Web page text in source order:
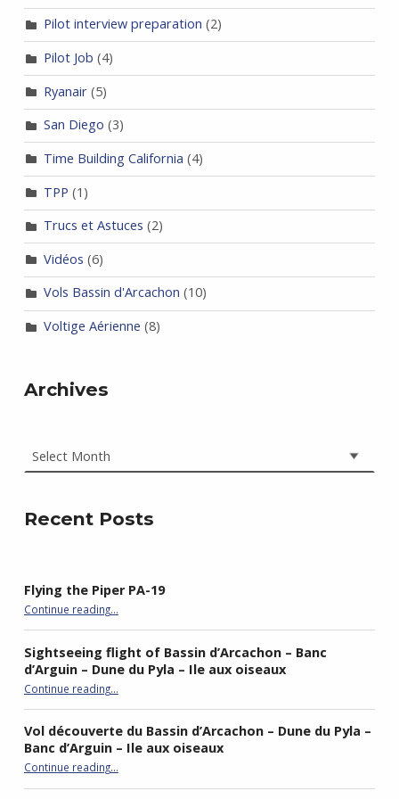
Pilot interview preparation (2)
Pilot Job (4)
Ryanair(5)
San Diego (3)
Time Building California (4)
TPP (1)
Trucs et Astuces (2)
Vidéos (6)
Vols Bassin d'Arcachon (10)
Voltige Aérienne (8)
Archives
Recent Posts
Flying the Piper PA-19
Continue reading…
Sightseeing flight of Bassin d’Arcachon – Banc
d’Arguin – Dune du Pyla – Ile aux oiseaux
Continue reading“Sightseeing flight of Bassin d’Arcachon – Banc d’Arguin – Dune du Pyla – Ile aux oiseaux”
…
Vol découverte du Bassin d’Arcachon – Dune du Pyla –
Banc d’Arguin – Ile aux oiseaux
Continue reading“Vol découverte du Bassin d’Arcachon – Dune du Pyla – Banc d’Arguin – Ile aux oiseaux”
…